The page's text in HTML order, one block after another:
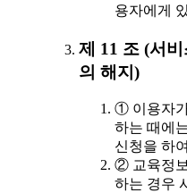
용자에게
제 11 조 (서
의 해지)
① 이용자
하는 때에
신청을 하
② 교육정
하는 경우